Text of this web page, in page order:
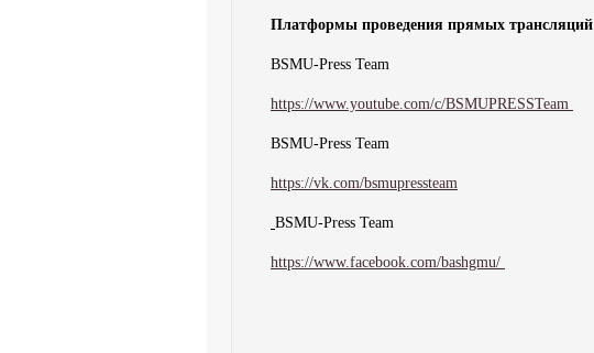
Платформы проведения прямых трансляций
BSMU-Press Team
https://www.youtube.com/c/BSMUPRESSTeam
BSMU-Press Team
https://vk.com/bsmupressteam
BSMU-Press Team
https://www.facebook.com/bashgmu/